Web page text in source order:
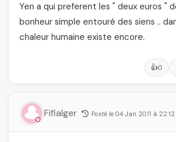
Yen a qui preferent les " deux euros "
bonheur simple entouré des siens ..
chaleur humaine existe encore.
👍0
Fifialger Posté le 04 Jan 2011 à 22:12